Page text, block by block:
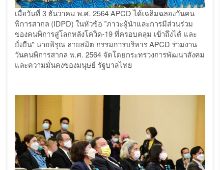
เมื่อวันที่ 3 ธันวาคม พ.ศ. 2564 APCD ได้เฉลิมฉลองวันคน
พิการสากล (IDPD) ในหัวข้อ "ภาวะผู้นำและการมีส่วนร่วม
ของคนพิการสู่โลกหลังโควิด-19 ที่ครอบคลุม เข้าถึงได้ และ
ยั่งยืน" นายพิรุณ ลายสมิต กรรมการบริหาร APCD ร่วมงาน
วันคนพิการสากล พ.ศ. 2564 จัดโดยกระทรวงการพัฒนาสังคม
และความมั่นคงของมนุษย์ รัฐบาลไทย